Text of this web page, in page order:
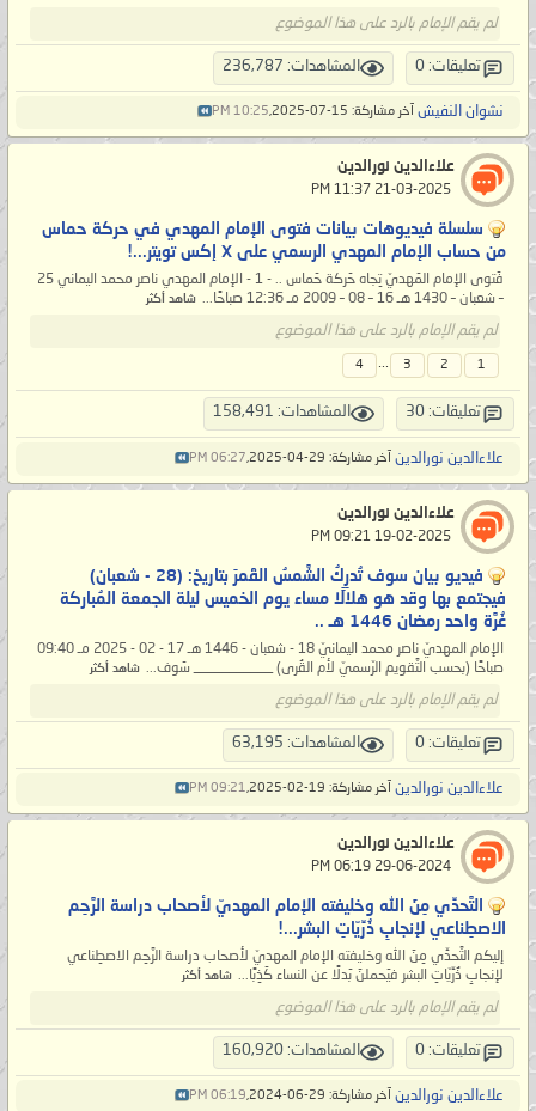
لم يقم الإمام بالرد على هذا الموضوع
تعليقات: 0 المشاهدات: 236,787
نشوان النفيش آخر مشاركة: 15-07-2025, 10:25 PM
علاءالدين نورالدين
سلسلة فيديوهات بيانات فتوى الإمام المهدي في حركة حماس
من حساب الإمام المهدي الرسمي على X إكس تويتر...!
فَتوى الإمام المَهديّ تِجاه حَركة حَماس .. - 1 - الإمام المهدي ناصر محمد اليماني 25
– شعبان – 1430 هـ 16 – 08 – 2009 مـ 12:36 صباحًا...
شاهد أكثر
لم يقم الإمام بالرد على هذا الموضوع
1
2
3
...
4
تعليقات: 30 المشاهدات: 158,491
علاءالدين نورالدين آخر مشاركة: 29-04-2025, 06:27 PM
علاءالدين نورالدين
فيديو بيان سوف تُدرِكُ الشَّمسُ القَمرَ بتاريخ: (28 - شعبان)
فيجتمع بها وقد هو هلالًا مساء يوم الخميس ليلة الجمعة المُباركة
غُرَّة واحد رمضان 1446 هـ ..
الإمام المهديّ ناصر محمد اليمانيّ 18 - شعبان - 1446 هـ 17 - 02 - 2025 مـ 09:40
صباحًا (بحسب التَّقويم الرّسميّ لأم القُرى) ___________ سَوف... شاهد أكثر
لم يقم الإمام بالرد على هذا الموضوع
تعليقات: 0 المشاهدات: 63,195
علاءالدين نورالدين آخر مشاركة: 19-02-2025, 09:21 PM
علاءالدين نورالدين
التَّحدِّي مِنَ الله وخليفته الإمام المهديّ لأصحاب دراسة الرَّحِم
الاصطِناعي لإنجابِ ذُرِّيّاتِ البشر...!
إليكم التَّحدِّي مِنَ الله وخليفته الإمام المهديّ لأصحاب دراسة الرَّحِم الاصطِناعي
لإنجابِ ذُرِّيّاتِ البشر فيَحملنَ بَدلًا عن النساء كَذِبًا... شاهد أكثر
لم يقم الإمام بالرد على هذا الموضوع
تعليقات: 0 المشاهدات: 160,920
علاءالدين نورالدين آخر مشاركة: 29-06-2024, 06:19 PM